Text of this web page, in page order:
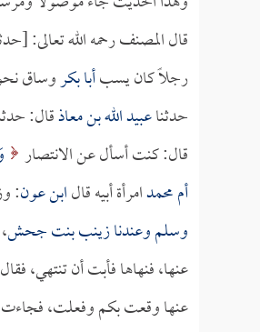
قال المصنف رحمه الله تعالى:
رجلاً كان يسبأبا بكروساق
حدثناعبيد الله بن معاذقال:
قال: كنت أسأل عن الانتصار
أم محمدامرأة أبيه قالابن عون:
وسلم وعندنازينب بنت جحش
عنها، فنهاها فأبت أن تنتهي،
عنها وقعت بكم وفعلت، فجاءت